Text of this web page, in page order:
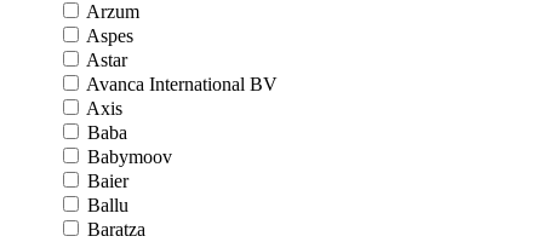
Arzum
Aspes
Astar
Avanca International BV
Axis
Baba
Babymoov
Baier
Ballu
Baratza